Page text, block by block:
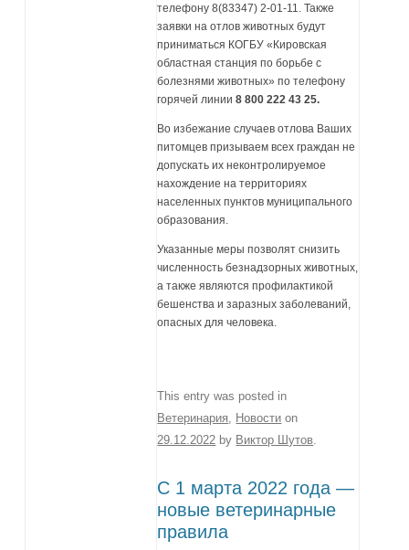
телефону 8(83347) 2-01-11. Также
заявки на отлов животных будут
приниматься КОГБУ «Кировская
областная станция по борьбе с
болезнями животных» по телефону
горячей линии8 800 222 43 25.
Во избежание случаев отлова Ваших
питомцев призываем всех граждан не
допускать их неконтролируемое
нахождение на территориях
населенных пунктов муниципального
образования.
Указанные меры позволят снизить
численность безнадзорных животных,
а также являются профилактикой
бешенства и заразных заболеваний,
опасных для человека.
This entry was posted in
Ветеринария, Новости on
29.12.2022 by Виктор Шутов.
С 1 марта 2022 года —
новые ветеринарные
правила